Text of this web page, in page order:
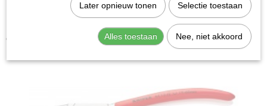
Knipex 44 11 J1 Borgveertang
€ 11,42
Later opnieuw tonen Selectie toestaan
Alles toestaan Nee, niet akkoord